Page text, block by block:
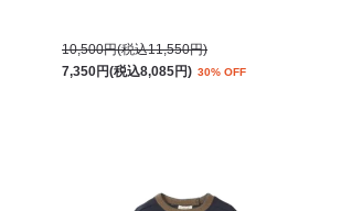
10,500円(税込11,550円)
7,350円(税込8,085円) 30% OFF